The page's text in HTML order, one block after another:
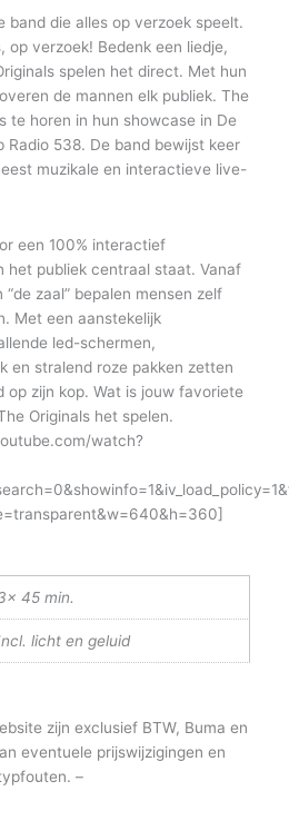
band die alles op verzoek speelt.
op verzoek! Bedenk een liedje,
spelen het direct. Met hun
de mannen elk publiek. The
te horen in hun showcase in De
Radio 538. De band bewijst keer
muzikale en interactieve live-
een 100% interactief
het publiek centraal staat. Vanaf
zaal” bepalen mensen zelf
Met een aanstekelijk
led-schermen,
en stralend roze pakken zetten
op zijn kop. Wat is jouw favoriete
Originals het spelen.
watch?
45 min.
licht en geluid
zijn exclusief BTW, Buma en
eventuele prijswijzigingen en
–